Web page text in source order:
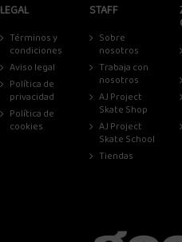
LEGAL
Términos y
condiciones
Aviso legal
Política de
privacidad
Política de
cookies
STAFF
Sobre
nosotros
Trabaja con
nosotros
AJ Project
Skate Shop
AJ Project
Skate School
Tiendas